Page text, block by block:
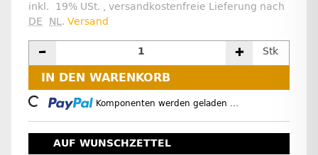
inkl. 19% USt. , versandkostenfreie Lieferung nach
DE
NL. Versand
Stk
IN DEN WARENKORB
Komponenten werden geladen ...
AUF WUNSCHZETTEL